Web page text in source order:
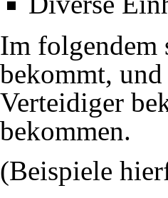
Im folgendem
bekommt, und
Verteidiger
bekommen.
(Beispiele